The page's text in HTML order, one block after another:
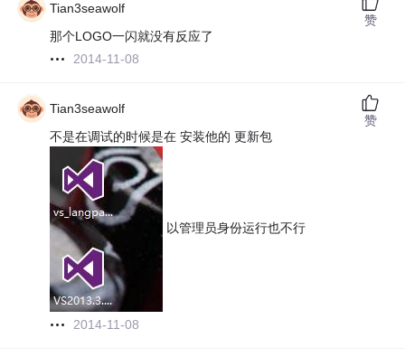
Tian3seawolf
那个LOGO一闪就没有反应了
2014-11-08
赞
Tian3seawolf
不是在调试的时候是在 安装他的 更新包
以管理员身份运行也不行
2014-11-08
赞